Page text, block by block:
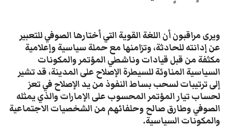
ويرى مراقبون أن اللغة القوية التي أختارها الصوفي للتعبير
عن إدانته للحادثة، وتزامنها مع حملة سياسية وإعلامية
مكثفة من قبل قيادات وناشطي المؤتمر والمكونات
السياسية المناوئة للسيطرة الإصلاح على المدينة، قد تشير
إلى ترتيبات لسحب بساط النفوذ من يد الإصلاح في تعز
لحساب تيار المؤتمر المحسوب على الإمارات والذي يمثله
الصوفي وطارق صالح وحلفائهم من الشخصيات الاجتماعية
والمكونات السياسية.